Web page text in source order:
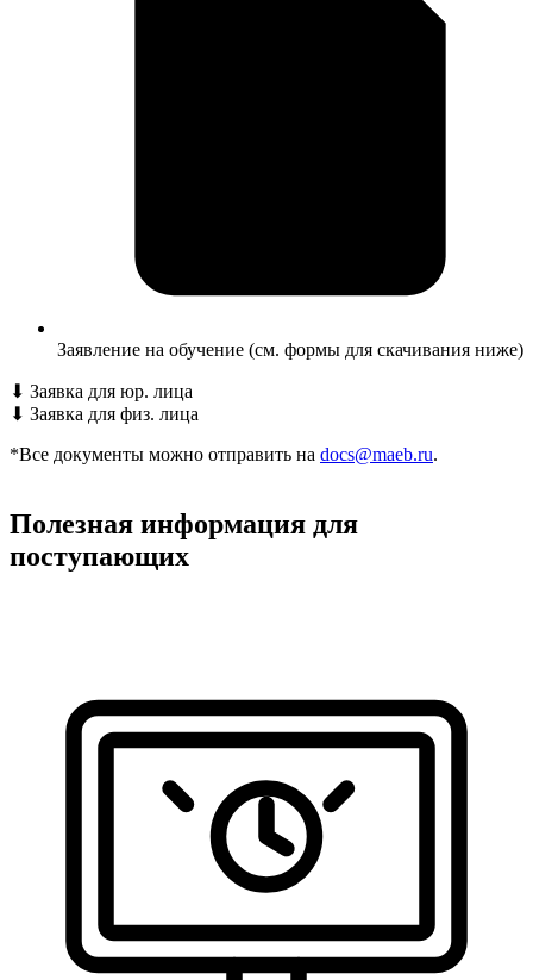
Заявление на обучение (см. формы для скачивания ниже)
⬇ Заявка для юр. лица
⬇ Заявка для физ. лица
*Все документы можно отправить на docs@maeb.ru.
Полезная информация для
поступающих